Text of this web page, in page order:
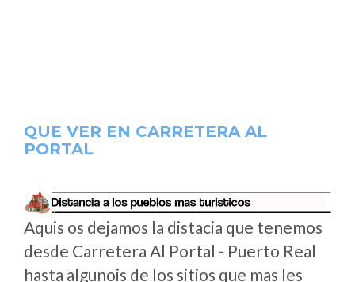
QUE VER EN CARRETERA AL
PORTAL
Aquis os dejamos la distacia que tenemos
desde Carretera Al Portal - Puerto Real
hasta algunois de los sitios que mas les